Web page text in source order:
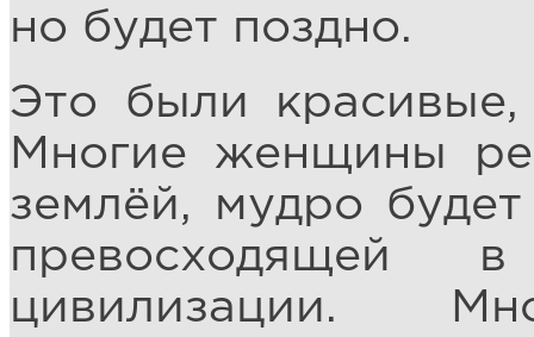
но будет поздно.
Это были
Многие женщины
землёй, мудро
превосходящей
цивилизации.